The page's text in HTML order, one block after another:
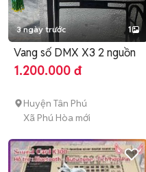
3 ngày trước 1
Vang số DMX X3 2 nguồn
1.200.000 đ
Huyện Tân Phú
Xã Phú Hòa mới